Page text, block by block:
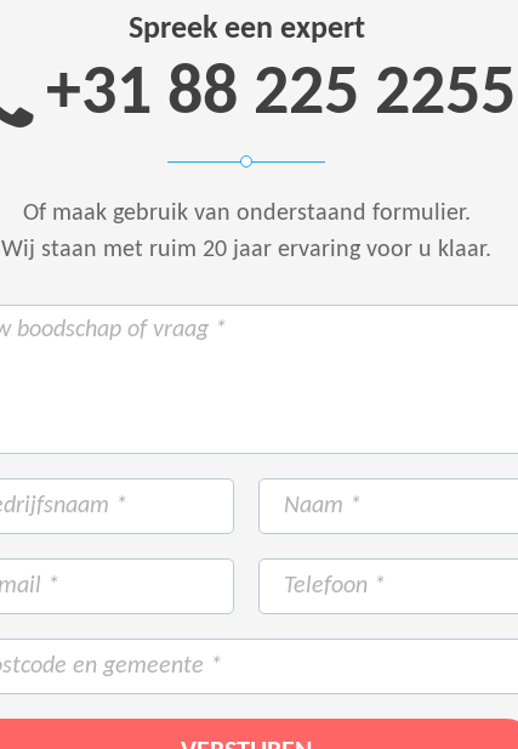
Spreek een expert
+31 88 225 2255
Of maak gebruik van onderstaand formulier.
Wij staan met ruim 20 jaar ervaring voor u klaar.